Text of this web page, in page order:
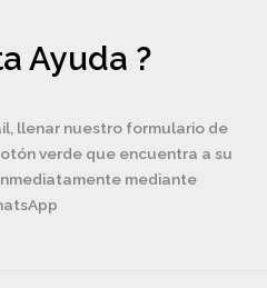
Ayuda ?
llenar nuestro formulario de
verde que encuentra a su
mediante